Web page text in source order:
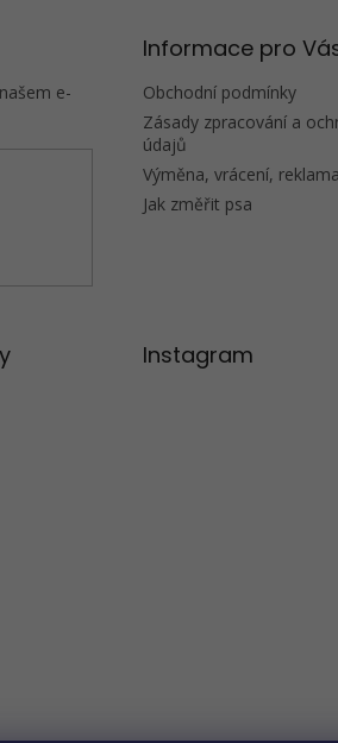
e-
Informace pro
Obchodní podmínky
Zásady zpracování a
údajů
Výměna, vrácení,
Jak změřit psa
Instagram